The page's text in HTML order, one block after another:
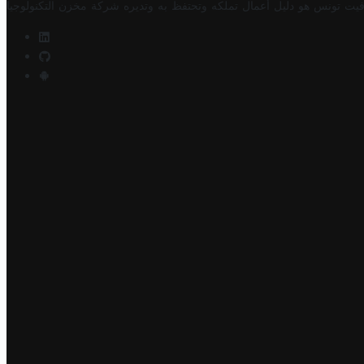
تونس هو دليل أعمال تملكه وتحتفظ به وتديره شركة مخزن التكنولوجيا